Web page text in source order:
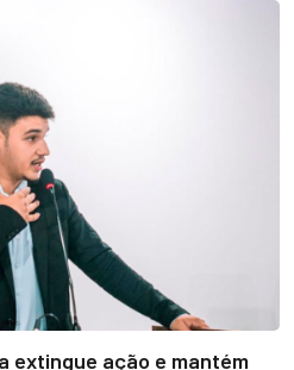
extingue ação e mantém